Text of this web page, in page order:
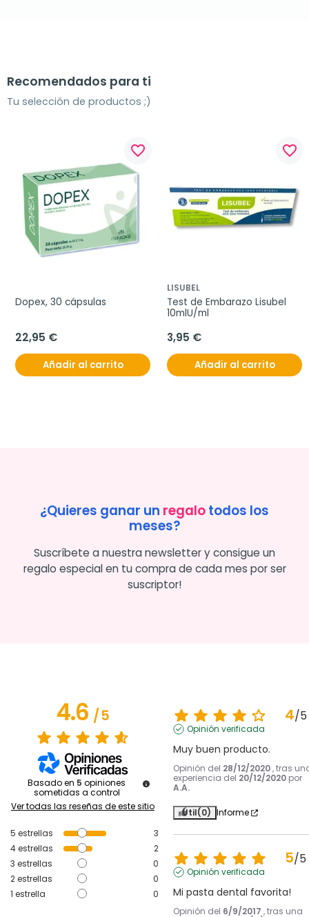
Recomendados para ti
Tu selección de productos ;)
favorite_border
Dopex, 30 cápsulas
22,95 €
Añadir al carrito
favorite_border
LISUBEL
Test de Embarazo Lisubel
10mlU/ml
3,95 €
Añadir al carrito
¿Quieres ganar un regalotodos los
meses?
Suscríbete a nuestra newsletter y consigue un
regalo especial en tu compra de cada mes por ser
suscriptor!
4.6/5
Basado en 5 opiniones
sometidas a control
Ver todas las reseñas de este sitio
5 estrellas
3
4estrellas
2
3 estrellas
0
2estrellas
0
1 estrella 0
4/5
Opinión verificada
Muy buen producto.
Opinión del 28/12/2020 , tras
experiencia del 20/12/2020 por
A.A.
Útil(0) Informe
5/5
Opinión verificada
Mi pasta dental favorita!
Opinión del 6/9/2017 , tras una